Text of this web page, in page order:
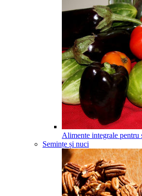
Alimente integrale pentru
Semințe și nuci